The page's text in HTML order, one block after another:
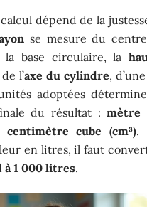
dépend de la
se mesure du
base circulaire, la
l’axe du cylindre,
adoptées
du résultat :mètre
centimètre cube (cm³).
en litres, il faut
à 1 000 litres.